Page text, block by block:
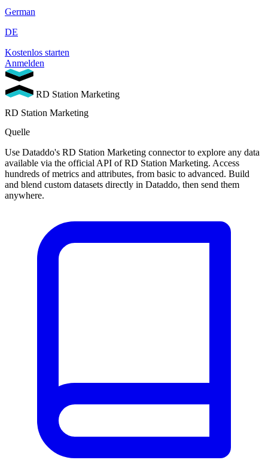
German
DE
Kostenlos starten
Anmelden
RD Station Marketing
RD Station Marketing
Quelle
Use Dataddo's RD Station Marketing connector to explore any data
available via the official API of RD Station Marketing. Access
hundreds of metrics and attributes, from basic to advanced. Build
and blend custom datasets directly in Dataddo, then send them
anywhere.